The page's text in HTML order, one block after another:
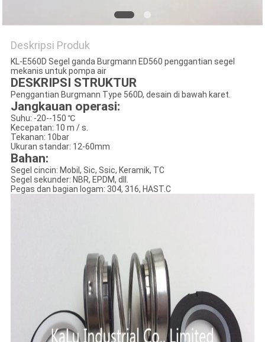
Deskripsi Produk
KL-E560D Segel ganda Burgmann ED560 penggantian segel
mekanis untuk pompa air
DESKRIPSI STRUKTUR
Penggantian Burgmann Type 560D, desain di bawah karet.
Jangkauan operasi:
Suhu: -20--150 ℃
Kecepatan: 10 m / s.
Tekanan: 10bar
Ukuran standar: 12-60mm
Bahan:
Segel cincin: Mobil, Sic, Ssic, Keramik, TC
Segel sekunder: NBR, EPDM, dll.
Pegas dan bagian logam: 304, 316, HAST.C